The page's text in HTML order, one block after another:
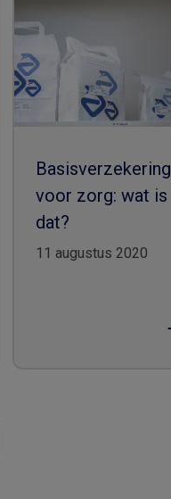
Basisverzekering
voor zorg: wat is
dat?
11 augustus 2020